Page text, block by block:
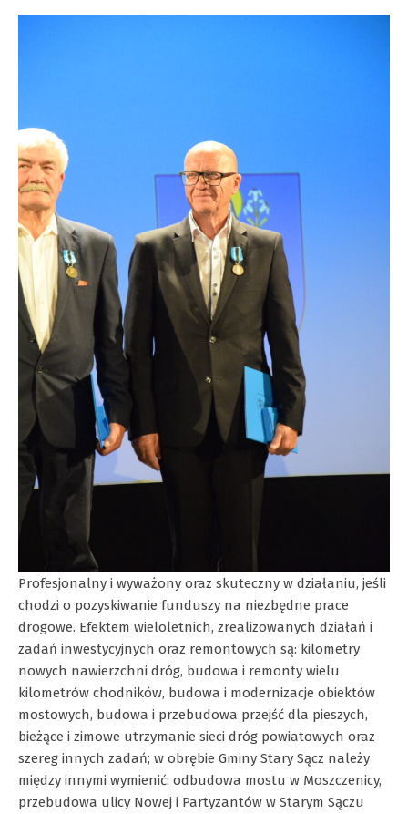
Profesjonalny i wyważony oraz skuteczny w działaniu, jeśli
chodzi o pozyskiwanie funduszy na niezbędne prace
drogowe. Efektem wieloletnich, zrealizowanych działań i
zadań inwestycyjnych oraz remontowych są: kilometry
nowych nawierzchni dróg, budowa i remonty wielu
kilometrów chodników, budowa i modernizacje obiektów
mostowych, budowa i przebudowa przejść dla pieszych,
bieżące i zimowe utrzymanie sieci dróg powiatowych oraz
szereg innych zadań; w obrębie Gminy Stary Sącz należy
między innymi wymienić: odbudowa mostu w Moszczenicy,
przebudowa ulicy Nowej i Partyzantów w Starym Sączu